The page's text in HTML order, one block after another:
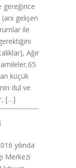
gereğince
(ani gelişen
ile
Ağır
küçük
dul ve
[…]
yılında
Merkezi